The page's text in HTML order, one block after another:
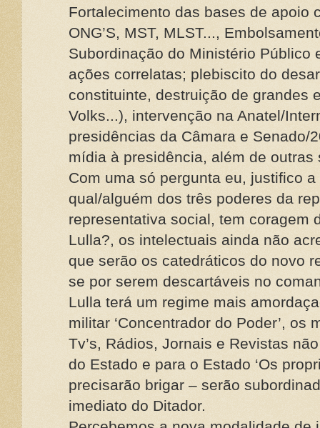
Fortalecimento das bases de apoio
ONG’S, MST, MLST...,
Subordinação do Ministério Público
ações correlatas; plebiscito do
constituinte, destruição de grandes
Volks...), intervenção na Anatel/
presidências da Câmara e Senado/
mídia à presidência, além de
Com uma só pergunta eu, justifico
qual/alguém dos três poderes da
representativa social, tem coragem
Lulla?, os intelectuais ainda não
que serão os catedráticos do novo
se por serem descartáveis no
Lulla terá um regime mais
militar ‘Concentrador do Poder’, os
Tv’s, Rádios, Jornais e Revistas
do Estado e para o Estado ‘Os
precisarão brigar – serão
imediato do Ditador.